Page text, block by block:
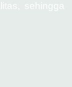
sehingga